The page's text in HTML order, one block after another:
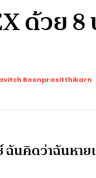
ด้วย
Boonprasitthikarn
ฉันคิดว่าฉันหาย